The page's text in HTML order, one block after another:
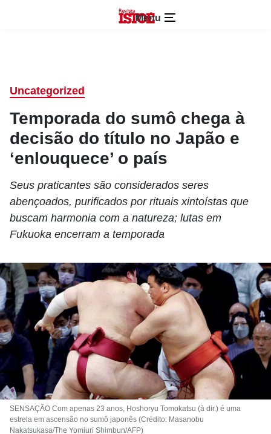
Menu
Uncategorized
Temporada do sumô chega à
decisão do título no Japão e
‘enlouquece’ o país
Seus praticantes são considerados seres
abençoados, purificados por rituais xintoístas que
buscam harmonia com a natureza; lutas em
Fukuoka encerram a temporada
SENSAÇÃO Com apenas 23 anos, Hoshoryu Tomokatsu (à dir.) é uma
estrela em ascensão no sumô japonês (Crédito: Masanobu
Nakatsukasa/The Yomiuri Shimbun/AFP)